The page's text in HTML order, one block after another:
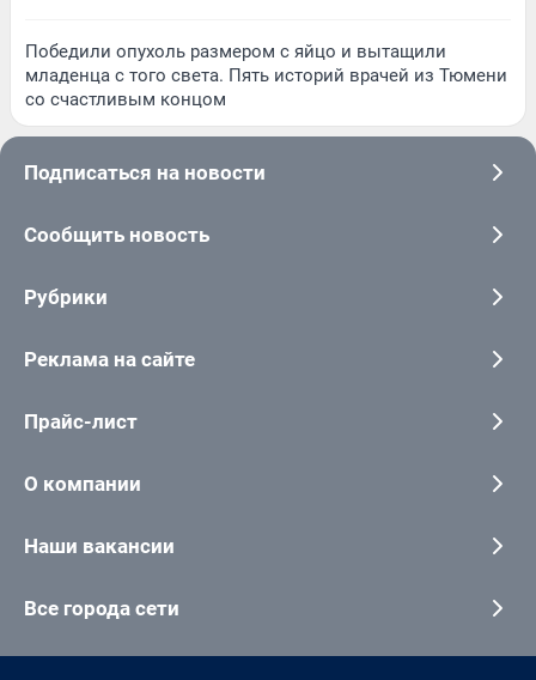
Победили опухоль размером с яйцо и вытащили
младенца с того света. Пять историй врачей из Тюмени
со счастливым концом
Подписаться на новости
Сообщить новость
Рубрики
Реклама на сайте
Прайс-лист
О компании
Наши вакансии
Все города сети